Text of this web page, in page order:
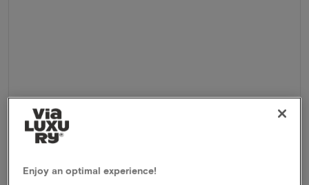
Hotel Bloemendal
Vaals, Nederland
gloednieuwe wellness in Zuid-Limburg
Enjoy an optimal experience!